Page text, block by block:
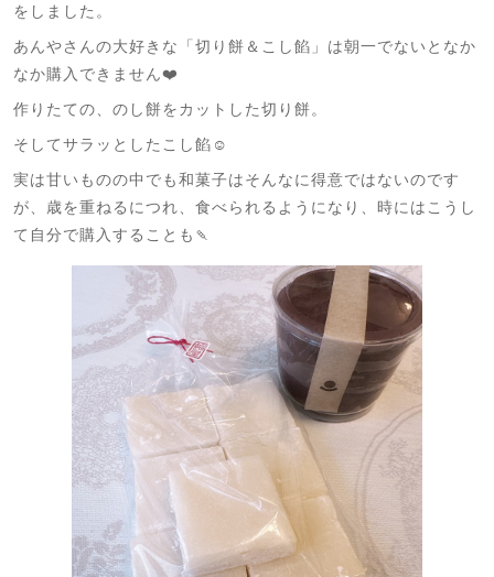
をしました。
あんやさんの大好きな「切り餅＆こし餡」は朝一でないとなか
なか購入できません❤️
作りたての、のし餅をカットした切り餅。
そしてサラッとしたこし餡☺️
実は甘いものの中でも和菓子はそんなに得意ではないのです
が、歳を重ねるにつれ、食べられるようになり、時にはこうし
て自分で購入することも🍡